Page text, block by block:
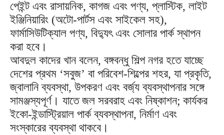
পেইন্ট এবং রাসায়নিক, কাগজ এবং পণ্য, প্লাস্টিক, লাইট
ইঞ্জিনিয়ারিং (অটো-পার্টস এবং সাইকেল সহ),
ফার্মাসিউটিক্যাল পণ্য, বিদ্যুৎ এবং সোলার পার্ক স্থাপন
করা হবে।
আবদুল কাদের খান বলেন, বঙ্গবন্ধু শিল্প নগর হতে যাচ্ছে
দেশের প্রথম ‘সবুজ’ বা পরিবেশ-শিল্পের শহর, যা প্রকৃতি,
জ্বালানি ব্যবস্থা, উপকরণ এবং বর্জ্য ব্যবস্থাপনার সঙ্গে
সামঞ্জস্যপূর্ণ। যাতে জল সরবরাহ এবং নিষ্কাশন; কার্যকর
ইকো-ইন্ডাস্ট্রিয়াল পার্ক ব্যবস্থাপনা, নির্মাণ এবং
সংস্কারের ব্যবস্থা থাকবে।